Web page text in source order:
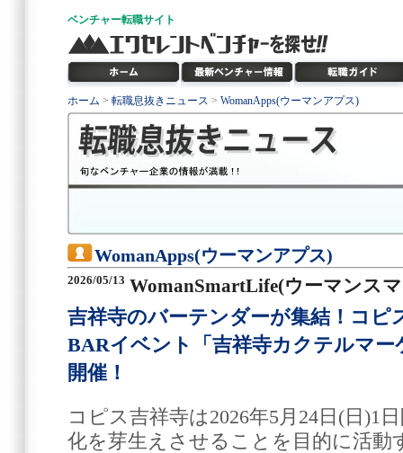
ベンチャー転職サイト
ホーム > 転職息抜きニュース > WomanApps(ウーマンアプス)
WomanApps(ウーマンアプス)
2026/05/13 WomanSmartLife(ウーマンス
吉祥寺のバーテンダーが集結！コピ
BARイベント「吉祥寺カクテルマー
開催！
コピス吉祥寺は2026年5月24日(日)1
化を芽生えさせることを目的に活動